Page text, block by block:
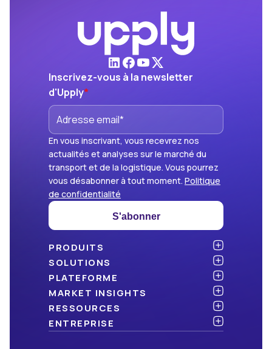
Inscrivez-vous à la newsletter
d'Upply*
En vous inscrivant, vous recevrez nos
actualités et analyses sur le marché du
transport et de la logistique. Vous pourrez
vous désabonner à tout moment. Politique
de confidentialité
S'abonner
PRODUITS
Atlas
NOUVEAU
Benchmark
Dashboard
Data Hub
NOUVEAU
Freight Management
SOLUTIONS
Chargeurs
Cabinets de conseil
Transporteurs et commissionnaires
PLATEFORME
API & intégration
Sécurité
Open data
MARKET INSIGHTS
Articles
Livres blancs
RESSOURCES
Blog
ENTREPRISE